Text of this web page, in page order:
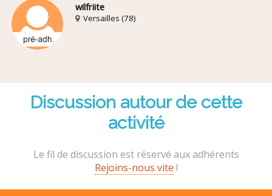
wilfriite
Versailles (78)
Discussion autour de cette
activité
Le fil de discussion est réservé aux adhérents
Rejoins-nous vite !